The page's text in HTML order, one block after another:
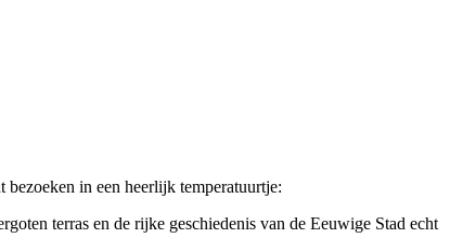
in een heerlijk temperatuurtje:
terras en de rijke geschiedenis van de Eeuwige Stad echt